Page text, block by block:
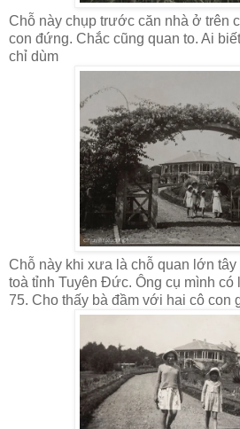
Chỗ này chụp trước căn nhà ở trên
con đứng. Chắc cũng quan to. Ai
chỉ dùm
Chỗ này khi xưa là chỗ quan lớn
toà tỉnh Tuyên Đức. Ông cụ mình
75. Cho thấy bà đầm với hai cô con